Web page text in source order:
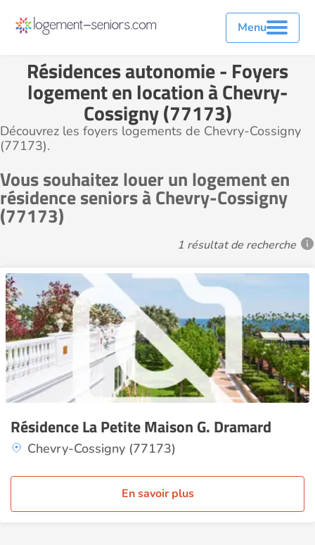
Menu
Résidences autonomie - Foyers
logement en location à Chevry-
Cossigny (77173)
Découvrez les foyers logements de Chevry-Cossigny
(77173).
Vous souhaitez louer un logement en
résidence seniors à Chevry-Cossigny
(77173)
1 résultat de recherche
Résidence La Petite Maison G. Dramard
Chevry-Cossigny (77173)
En savoir plus